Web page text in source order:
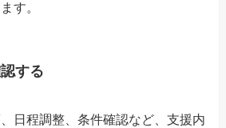
す。
する
日程調整、条件確認など、支援内